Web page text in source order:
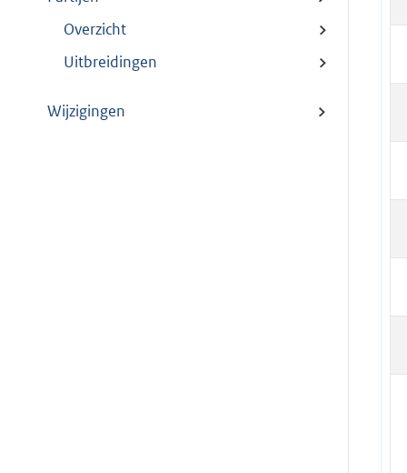
Overzicht
Uitbreidingen
Wijzigingen